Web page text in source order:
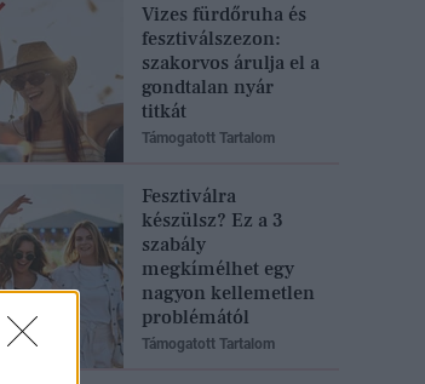
Vizes fürdőruha és
fesztiválszezon:
szakorvos árulja el a
gondtalan nyár
titkát
Támogatott Tartalom
Fesztiválra
készülsz? Ez a 3
szabály
megkímélhet egy
nagyon kellemetlen
problémától
Támogatott Tartalom